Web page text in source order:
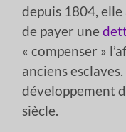
depuis 1804,
de payer une
« compenser »
anciens
développement
siècle.